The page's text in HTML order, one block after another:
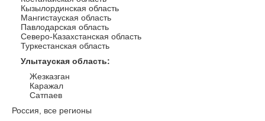
Кызылординская область
Мангистауская область
Павлодарская область
Северо-Казахстанская область
Туркестанская область
Улытауская область:
Жезказган
Каражал
Сатпаев
Россия, все регионы